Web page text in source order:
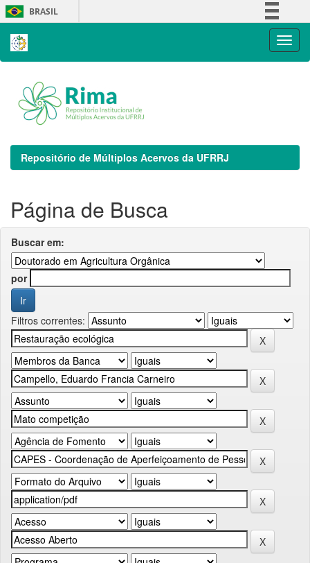
Skip
navigation
BRASIL
Repositório de Múltiplos Acervos da UFRRJ
Página de Busca
Buscar em:
por
Filtros correntes: